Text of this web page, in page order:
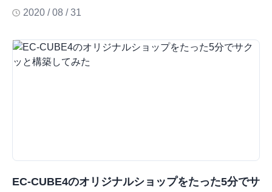
2020 / 08 / 31
EC-CUBE4のオリジナルショップをたった5分でサ